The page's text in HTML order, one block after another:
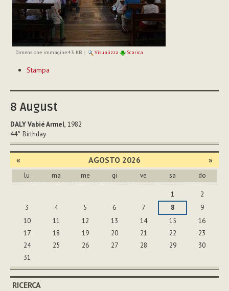
Dimensione immagine:43 KB| Visualizza Scarica
sul
Stampa
8 August
DALY Vabié Armel, 1982
44° Birthday
« AGOSTO 2026 »
lu ma me gi ve sa do
1
2
3
4 5 6 7 8
9
10
11 12 13 14 15
16
17
18 19 20 21 22
23
24
25 26 27 28 29
30
31
RICERCA